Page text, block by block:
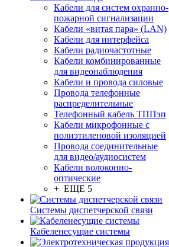
Кабели для систем охранно-
пожарной сигнализации
Кабели «витая пара» (LAN)
Кабели для интерфейса
Кабели радиочастотные
Кабели комбинированные
для видеонаблюдения
Кабели и провода силовые
Провода телефонные
распределительные
Телефонный кабель ТППэп
Кабели микрофонные с
полиэтиленовой изоляцией
Провода соединительные
для видео/аудиосистем
Кабели волоконно-
оптические
+ ЕЩЕ 5
Системы диспетчерской связи
Кабеленесущие системы